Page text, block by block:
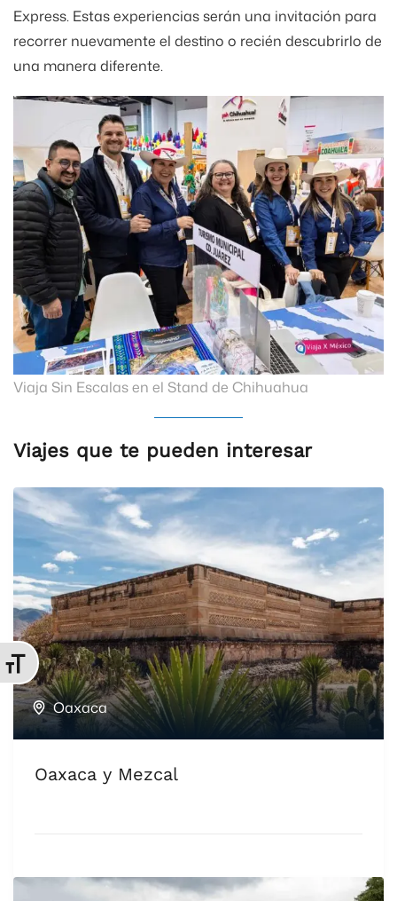
Alternar tamaño de letra
Express. Estas experiencias serán una invitación para
recorrer nuevamente el destino o recién descubrirlo de
una manera diferente.
Viaja Sin Escalas en el Stand de Chihuahua
Viajes que te pueden interesar
Oaxaca
Oaxaca y Mezcal